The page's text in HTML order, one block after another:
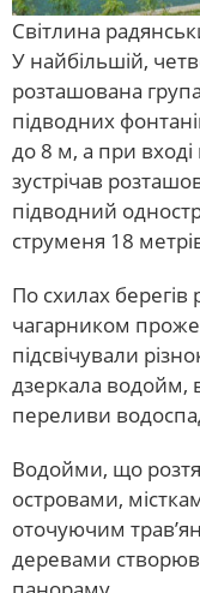
Світлина
У найбільшій,
розташована
підводних
до 8 м, а при вході
зустрічав
підводний
струменя 18
По схилах берегів
чагарником
підсвічували
дзеркала водойм,
переливи
Водойми, що
островами,
оточуючим
деревами